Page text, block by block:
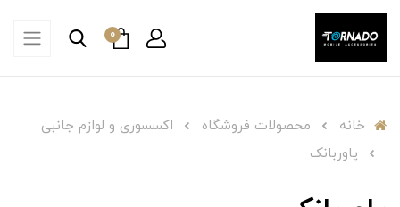
0
خانه محصولات فروشگاه
اکسسوری و لوازم جانبی
پاوربانک